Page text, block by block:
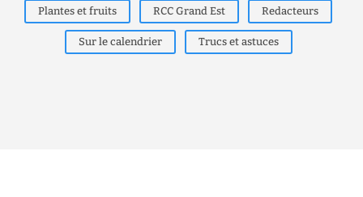
Plantes et fruits RCC Grand Est Redacteurs
Sur le calendrier Trucs et astuces